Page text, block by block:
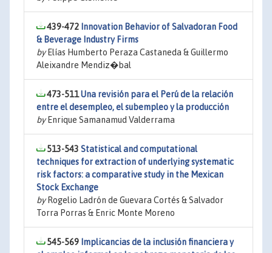
439-472 Innovation Behavior of Salvadoran Food
& Beverage Industry Firms
byElías Humberto Peraza Castaneda & Guillermo
Aleixandre Mendiz�bal
473-511Una revisión para el Perú de la relación
entre el desempleo, el subempleo y la producción
byEnrique Samanamud Valderrama
513-543 Statistical and computational
techniques for extraction of underlying systematic
risk factors: a comparative study in the Mexican
Stock Exchange
byRogelio Ladrón de Guevara Cortés & Salvador
Torra Porras & Enric Monte Moreno
545-569 Implicancias de la inclusión financiera y